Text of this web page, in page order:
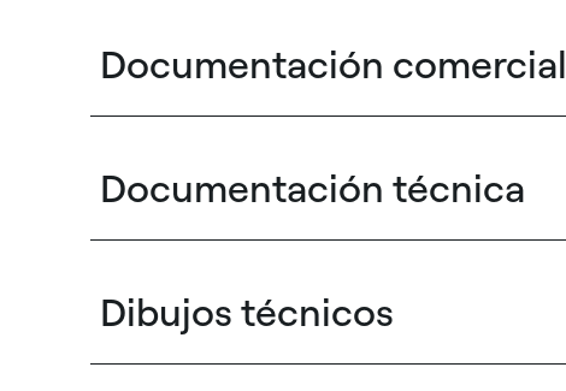
Documentación comercial
Documentación técnica
Dibujos técnicos